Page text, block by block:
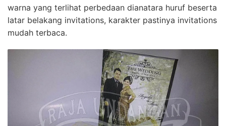
warna yang terlihat perbedaan dianatara huruf beserta
latar belakang invitations, karakter pastinya invitations
mudah terbaca.